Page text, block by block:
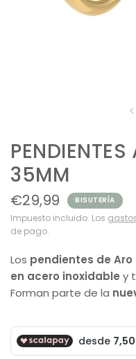
35MM
€29,99 BISUTERÍA
Impuesto incluido. Los
de pago.
Los pendientes de Aro
en acero inoxidable y
Forman parte de la